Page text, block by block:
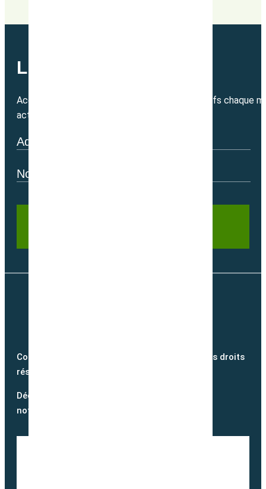
LETTRE MENSUELLE
Accédez directement à nos bons plans exclusifs chaque
actualité.
Copyright @2026 semence-biologique.fr – Tous droits
réservés – Réalisé par
Découvrez notre blog et suivez
notre actualité